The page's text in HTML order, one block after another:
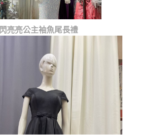
閃亮亮公主袖魚尾長禮